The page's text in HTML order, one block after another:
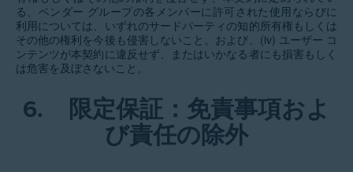
る、ベンダー グループの各メンバーに許可された使用ならびに
利用については、いずれのサードパーティの知的所有権もしくは
その他の権利を今後も侵害しないこと。および、(iv) ユーザー コ
ンテンツが本契約に違反せず、またはいかなる者にも損害もしく
は危害を及ぼさないこと。
6.
限定保証：免責事項およ
び責任の除外